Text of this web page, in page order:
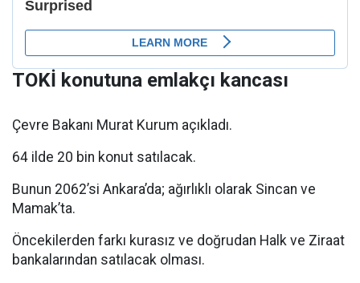
TOKİ konutuna emlakçı kancası
Çevre Bakanı Murat Kurum açıkladı.
64 ilde 20 bin konut satılacak.
Bunun 2062’si Ankara’da; ağırlıklı olarak Sincan ve
Mamak’ta.
Öncekilerden farkı kurasız ve doğrudan Halk ve Ziraat
bankalarından satılacak olması.